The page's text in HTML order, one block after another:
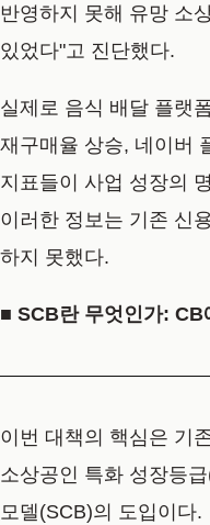
반영하지 못해 유망 소
있었다"고 진단했다.
실제로 음식 배달 플랫
재구매율 상승, 네이버
지표들이 사업 성장의
이러한 정보는 기존 신
하지 못했다.
■ SCB란 무엇인가:
이번 대책의 핵심은 기
소상공인 특화 성장등
모델(SCB)의 도입이다